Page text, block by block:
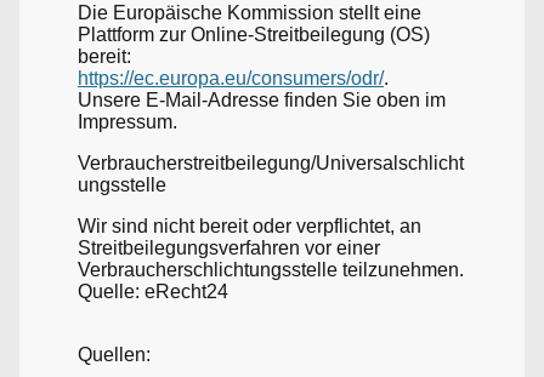
Die Europäische Kommission stellt eine
Plattform zur Online-Streitbeilegung (OS)
bereit:
https://ec.europa.eu/consumers/odr/.
Unsere E-Mail-Adresse finden Sie oben im
Impressum.
Verbraucherstreitbeilegung/Universalschlicht
ungsstelle
Wir sind nicht bereit oder verpflichtet, an
Streitbeilegungsverfahren vor einer
Verbraucherschlichtungsstelle teilzunehmen.
Quelle: eRecht24
Quellen: